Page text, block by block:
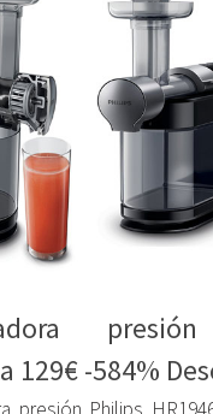
129€ -584%